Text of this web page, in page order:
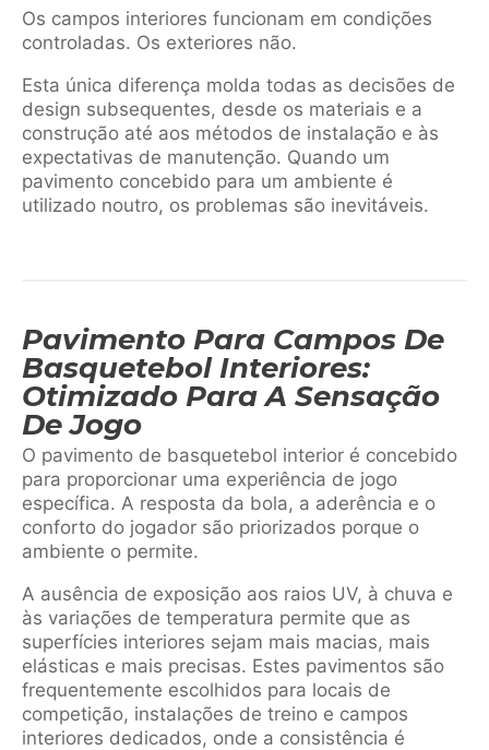
Os campos interiores funcionam em condições
controladas. Os exteriores não.
Esta única diferença molda todas as decisões de
design subsequentes, desde os materiais e a
construção até aos métodos de instalação e às
expectativas de manutenção. Quando um
pavimento concebido para um ambiente é
utilizado noutro, os problemas são inevitáveis.
Pavimento Para Campos De
Basquetebol Interiores:
Otimizado Para A Sensação
De Jogo
O pavimento de basquetebol interior é concebido
para proporcionar uma experiência de jogo
específica. A resposta da bola, a aderência e o
conforto do jogador são priorizados porque o
ambiente o permite.
A ausência de exposição aos raios UV, à chuva e
às variações de temperatura permite que as
superfícies interiores sejam mais macias, mais
elásticas e mais precisas. Estes pavimentos são
frequentemente escolhidos para locais de
competição, instalações de treino e campos
interiores dedicados, onde a consistência é